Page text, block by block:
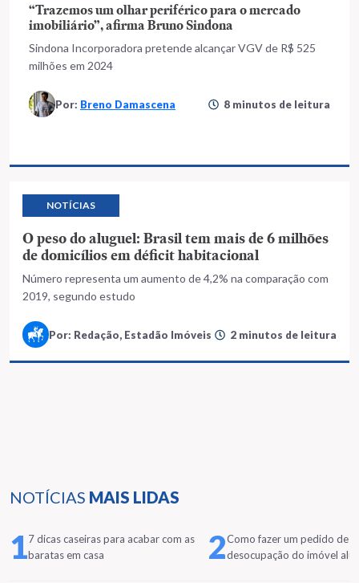
NOTÍCIAS MAIS LIDAS
17 dicas caseiras para acabar com as
baratas em casa
2Como fazer um pedido de
desocupação do imóvel
“Trazemos um olhar periférico para o mercado
imobiliário”, afirma Bruno Sindona
Sindona Incorporadora pretende alcançar VGV de R$ 525
milhões em 2024
Por: Breno Damascena 8 minutos de leitura
NOTÍCIAS
O peso do aluguel: Brasil tem mais de 6 milhões
de domicílios em déficit habitacional
Número representa um aumento de 4,2% na comparação com
2019, segundo estudo
Por: Redação, Estadão Imóveis 2 minutos de leitura